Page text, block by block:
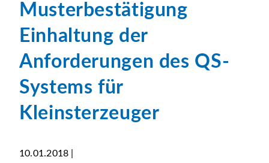
Musterbestätigung
Einhaltung der
Anforderungen des QS-
Systems für
Kleinsterzeuger
10.01.2018 |